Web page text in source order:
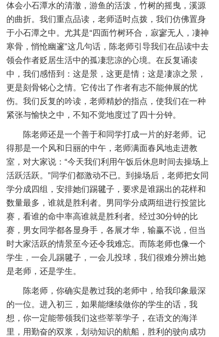
体会小石潭水的清澈，游鱼的活泼，竹树的摇曳，溪源
的曲折。我们重点品读，老师适时点拨，我们仿佛置身
于小石潭之中。尤其是“四面竹树环合，寂寥无人，凄神
寒骨，悄怆幽邃”这几句话，陈老师引导我们在品读中去
领会作者贬居生活中的孤凄悲凉的心境。在反复诵读
中，我们感悟到：这是景，这更是情；这是凄凉之景，
更是刻骨铭心之情。它传出了作者有志不能伸展的忧
伤。我们反复的吟读，老师精妙的指点，使我们在一种
紧张与愉快之中，不知不觉地度过了四十分钟。
陈老师还是一个善于和同学打成一片的好老师。记
得那是一个风和日丽的中午，老师满面春风地走进教
室，对大家说：“今天我们利用午饭后休息时间去操场上
活跃活跃。”同学们都激动不已。到操场后，老师把女同
学分成四组，安排她们踢毽子，要求是谁踢出的花样和
数量最多，谁就是胜利者。男同学分成两组进行投篮比
赛，看谁的命中率高谁就是胜利者。经过30分钟的比
赛，男女同学都各显身手，各展才华，输赢不说，但当
时大家活跃的情景至今还令我难忘。而陈老师也像一个
学生，一会儿踢毽子，一会儿投球，我们很难分辨出她
是老师，还是学生。
陈老师，你确实是教过我的老师中，给我印象最深
的一位。进入初三，如果能继续做你的学生的话，我
想，你一定能带领我们这些莘莘学子，在语文的海洋
里，用勤奋的双浆，划动知识的航船，胜利的驶向成功